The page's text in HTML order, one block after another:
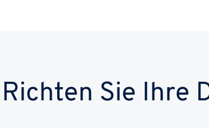
Richten Sie Ihre